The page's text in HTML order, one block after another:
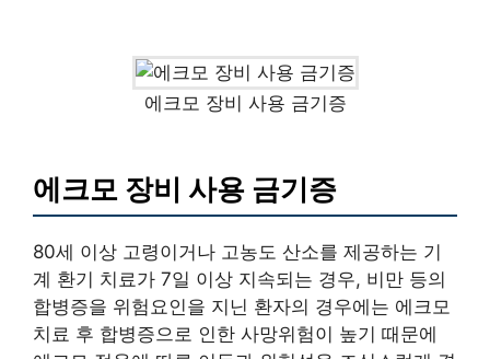
에크모 장비 사용 금기증
에크모 장비 사용 금기증
80세 이상 고령이거나 고농도 산소를 제공하는 기
계 환기 치료가 7일 이상 지속되는 경우, 비만 등의
합병증을 위험요인을 지닌 환자의 경우에는 에크모
치료 후 합병증으로 인한 사망위험이 높기 때문에